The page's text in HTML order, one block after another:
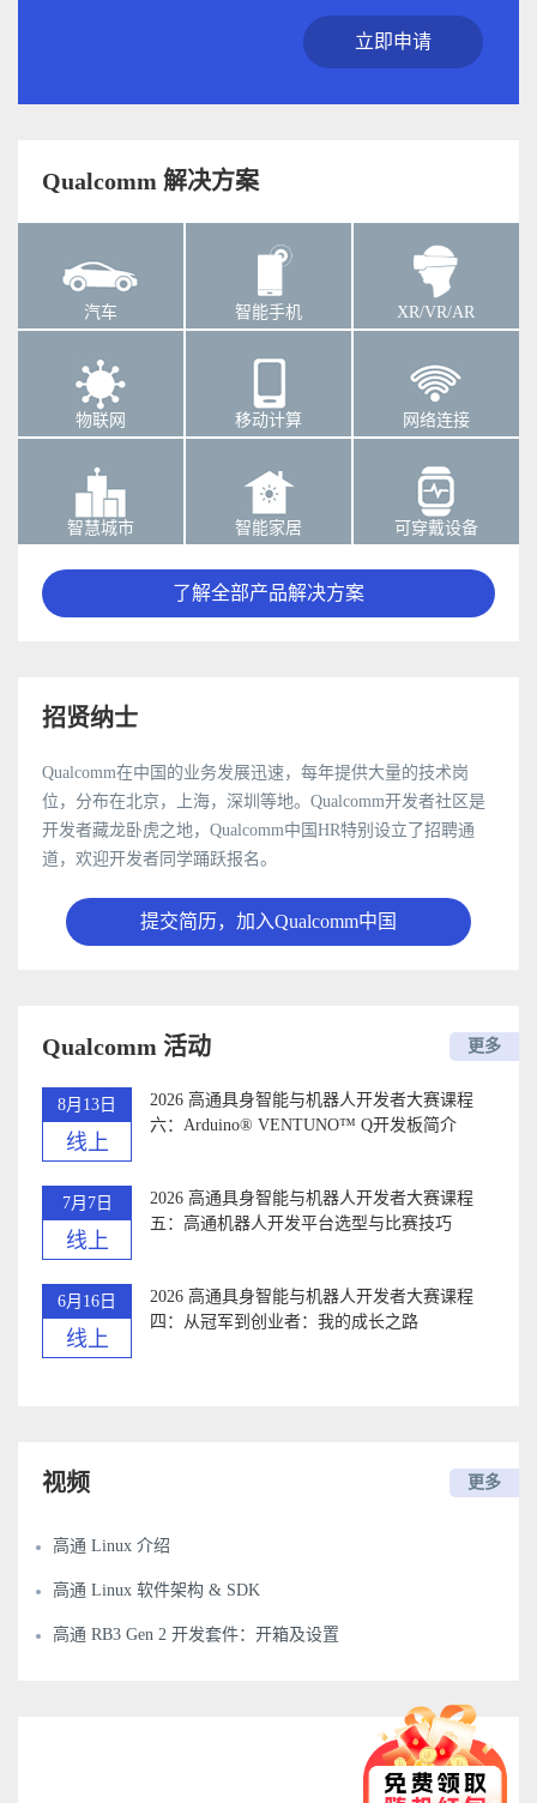
立即申请
Qualcomm 解决方案
汽车 智能手机 XR/VR/AR
物联网 移动计算 网络连接
智慧城市 智能家居 可穿戴设备
了解全部产品解决方案
招贤纳士
Qualcomm在中国的业务发展迅速，每年提供大量的技术岗
位，分布在北京，上海，深圳等地。Qualcomm开发者社区是
开发者藏龙卧虎之地，Qualcomm中国HR特别设立了招聘通
道，欢迎开发者同学踊跃报名。
提交简历，加入Qualcomm中国
Qualcomm 活动 更多
8月13日
线上
2026 高通具身智能与机器人开发者大赛课程
六：Arduino®️ VENTUNO™ Q开发板简介
7月7日
线上
2026 高通具身智能与机器人开发者大赛课程
五：高通机器人开发平台选型与比赛技巧
6月16日
线上
2026 高通具身智能与机器人开发者大赛课程
四：从冠军到创业者：我的成长之路
视频 更多
高通 Linux 介绍
高通 Linux 软件架构 & SDK
高通 RB3 Gen 2 开发套件：开箱及设置